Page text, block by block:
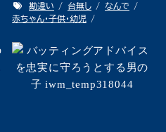
勘違い 台無し
なんで
赤ちゃん・子供・幼児